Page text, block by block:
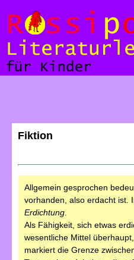
Fiktion
Allgemein gesprochen
vorhanden, also erdacht ist.
Erdichtung
Als Fähigkeit, sich etwas
wesentliche Mittel
markiert die Grenze